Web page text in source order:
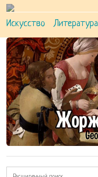
Искусство Литература